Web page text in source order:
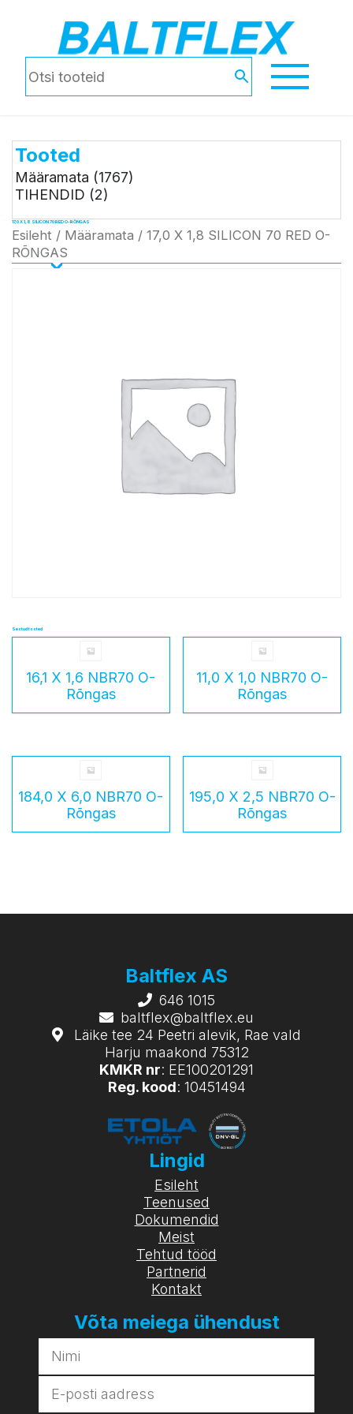
Tooted
Määramata (1767)
TIHENDID (2)
17,0 X 1,8 SILICON 70 RED O-RÕNGAS
Esileht / Määramata / 17,0 X 1,8 SILICON 70 RED O-
RÕNGAS
Seotud tooted
16,1 X 1,6 NBR70 O-
Rõngas
11,0 X 1,0 NBR70 O-
Rõngas
184,0 X 6,0 NBR70 O-
Rõngas
195,0 X 2,5 NBR70 O-
Rõngas
Baltflex AS
646 1015
baltflex@baltflex.eu
Läike tee 24 Peetri alevik, Rae vald
Harju maakond 75312
KMKR nr: EE100201291
Reg. kood: 10451494
Lingid
Esileht
Teenused
Dokumendid
Meist
Tehtud tööd
Partnerid
Kontakt
Võta meiega ühendust